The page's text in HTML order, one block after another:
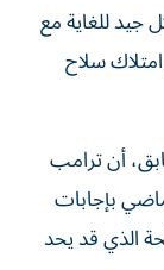
للغاية مع
سلاح
أن ترامب
بإجابات
الذي قد يحد